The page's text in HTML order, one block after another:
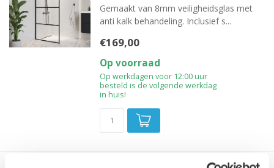
Gemaakt van 8mm veiligheidsglas met
anti kalk behandeling. Inclusief s...
€169,00
Op voorraad
Op werkdagen voor 12:00 uur
besteld is de volgende werkdag
in huis!